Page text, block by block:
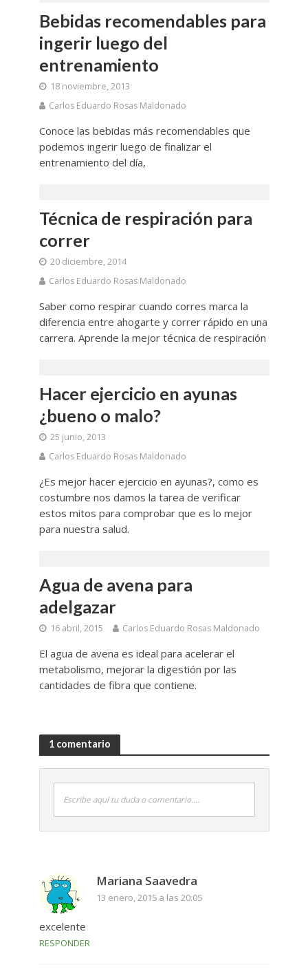
Bebidas recomendables para
ingerir luego del
entrenamiento
18 noviembre, 2013
Carlos Eduardo Rosas Maldonado
Conoce las bebidas más recomendables que
podemos ingerir luego de finalizar el
entrenamiento del día,
Técnica de respiración para
correr
20 diciembre, 2014
Carlos Eduardo Rosas Maldonado
Saber como respirar cuando corres marca la
diferencia entre ahogarte y correr rápido en una
carrera. Aprende la mejor técnica de respiración
Hacer ejercicio en ayunas
¿bueno o malo?
25 junio, 2013
Carlos Eduardo Rosas Maldonado
¿Es mejor hacer ejercicio en ayunas?, como es
costumbre nos damos la tarea de verificar
estos mitos para comprobar que es lo mejor
para nuestra salud.
Agua de avena para
adelgazar
16 abril, 2015 Carlos Eduardo Rosas Maldonado
El agua de avena es ideal para acelerar el
metabolismo, mejorar la digestión por las
cantidades de fibra que contiene.
1 comentario
Escribe aquí tu duda o comentario....
Mariana Saavedra
13 enero, 2015 a las 20:05
excelente
RESPONDER